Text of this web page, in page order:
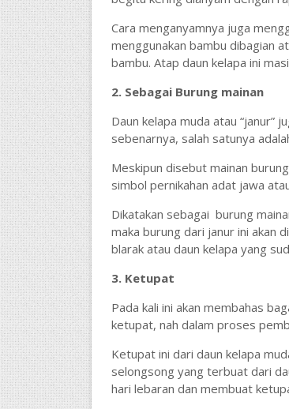
Cara menganyamnya juga
menggunakan bambu dibagian
bambu. Atap daun kelapa ini
2. Sebagai Burung mainan
Daun kelapa muda atau “janur”
sebenarnya, salah satunya
Meskipun disebut mainan
simbol pernikahan adat jawa
Dikatakan sebagai burung
maka burung dari janur ini akan
blarak atau daun kelapa yang
3. Ketupat
Pada kali ini akan membahas
ketupat, nah dalam proses
Ketupat ini dari daun kelapa
selongsong yang terbuat dari
hari lebaran dan membuat